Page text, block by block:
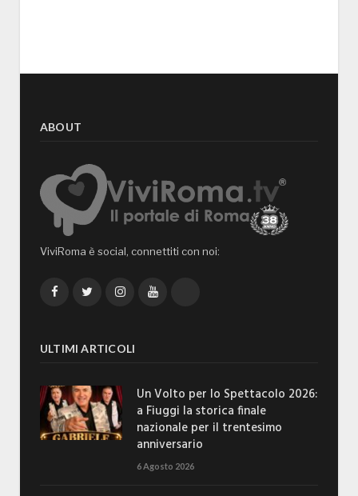
ABOUT
ViviRoma è social, connettiti con noi:
FacebookTwitterInstagramYouTube
ULTIMI ARTICOLI
Un Volto per lo Spettacolo 2026:
a Fiuggi la storica finale
nazionale per il trentesimo
anniversario
6 Agosto 2026